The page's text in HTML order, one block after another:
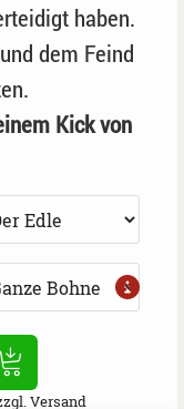
haben.
dem Feind
Kick von
Versand